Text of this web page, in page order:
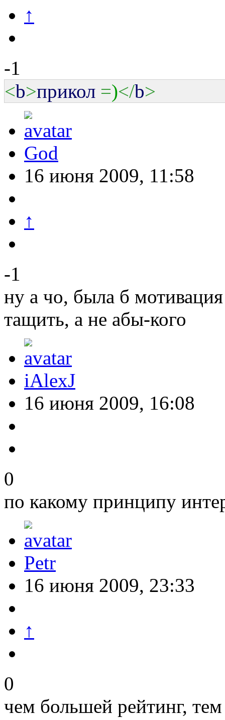
↑
-1
<b>прикол =)</b>
God
16 июня 2009, 11:58
↑
-1
ну а чо, была б
тащить, а не абы-кого
iAlexJ
16 июня 2009, 16:08
0
по какому принципу
Petr
16 июня 2009, 23:33
↑
0
чем большей рейтинг,